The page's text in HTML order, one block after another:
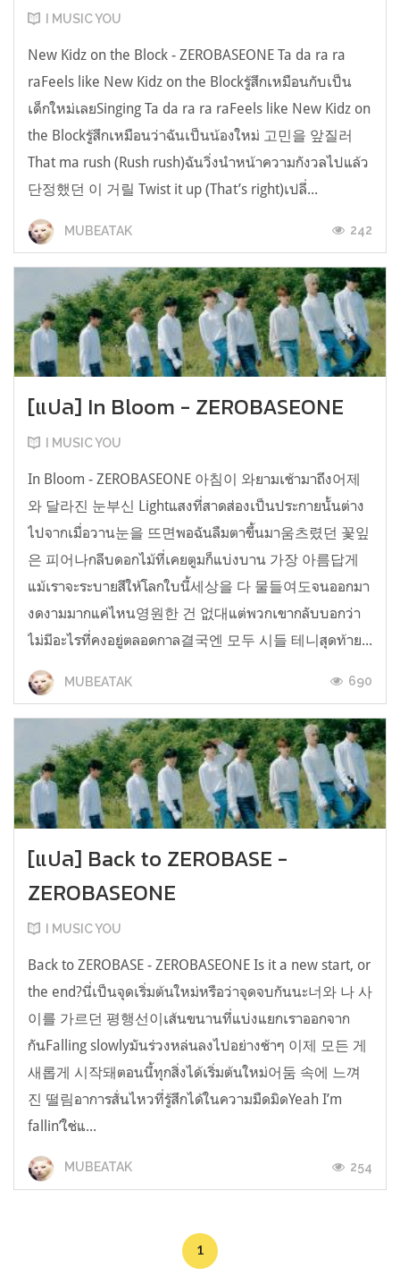
I MUSIC YOU
New Kidz on the Block - ZEROBASEONE Ta da ra ra
raFeels like New Kidz on the Blockรู้สึกเหมือนกับเป็น
เด็กใหม่เลยSinging Ta da ra ra raFeels like New Kidz on
the Blockรู้สึกเหมือนว่าฉันเป็นน้องใหม่ 고민을 앞질러
That ma rush (Rush rush)ฉันวิ่งนำหน้าความกังวลไปแล้ว
단정했던 이 거릴 Twist it up (That’s right)เปลี่...
MUBEATAK 242
[แปล] In Bloom - ZEROBASEONE
I MUSIC YOU
In Bloom - ZEROBASEONE 아침이 와ยามเช้ามาถึง어제
와 달라진 눈부신 Lightแสงที่สาดส่องเป็นประกายนั้นต่าง
ไปจากเมื่อวาน눈을 뜨면พอฉันลืมตาขึ้นมา움츠렸던 꽃잎
은 피어나กลีบดอกไม้ที่เคยตูมก็แบ่งบาน 가장 아름답게
แม้เราจะระบายสีให้โลกใบนี้세상을 다 물들여도จนออกมา
งดงามมากแค่ไหน영원한 건 없대แต่พวกเขากลับบอกว่า
ไม่มีอะไรที่คงอยู่ตลอดกาล결국엔 모두 시들 테니สุดท้าย...
MUBEATAK 690
[แปล] Back to ZEROBASE -
ZEROBASEONE
I MUSIC YOU
Back to ZEROBASE - ZEROBASEONE Is it a new start, or
the end?นี่เป็นจุดเริ่มต้นใหม่หรือว่าจุดจบกันนะ너와 나 사
이를 가르던 평행선이เส้นขนานที่แบ่งแยกเราออกจาก
กันFalling slowlyมันร่วงหล่นลงไปอย่างช้าๆ 이제 모든 게
새롭게 시작돼ตอนนี้ทุกสิ่งได้เริ่มต้นใหม่어둠 속에 느껴
진 떨림อาการสั่นไหวที่รู้สึกได้ในความมืดมิดYeah I’m
fallin’ใช่แ...
MUBEATAK 254
1